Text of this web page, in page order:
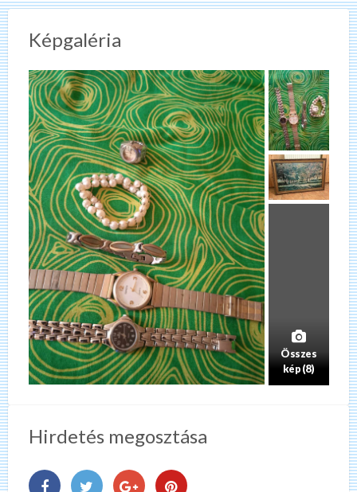
Képgaléria
Összes
kép (8)
Hirdetés megosztása